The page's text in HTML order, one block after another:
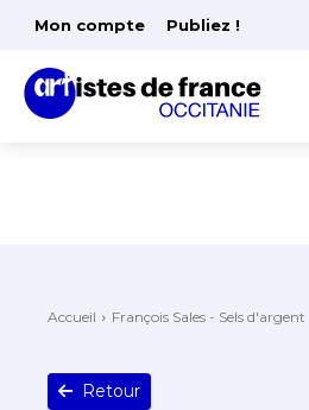
Mon compte Publiez !
Accueil François Sales - Sels d'argent
Retour